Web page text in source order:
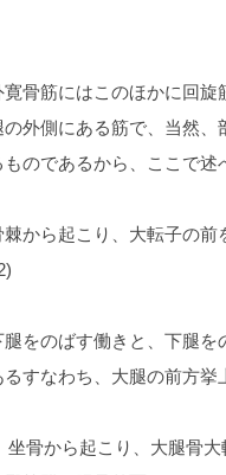
骨筋にはこのほかに回
外側にある筋で、当然
のであるから、ここで述
から起こり、大転子の
をのばす働きと、下腿を
すなわち、大腿の前方
骨から起こり、大腿骨大